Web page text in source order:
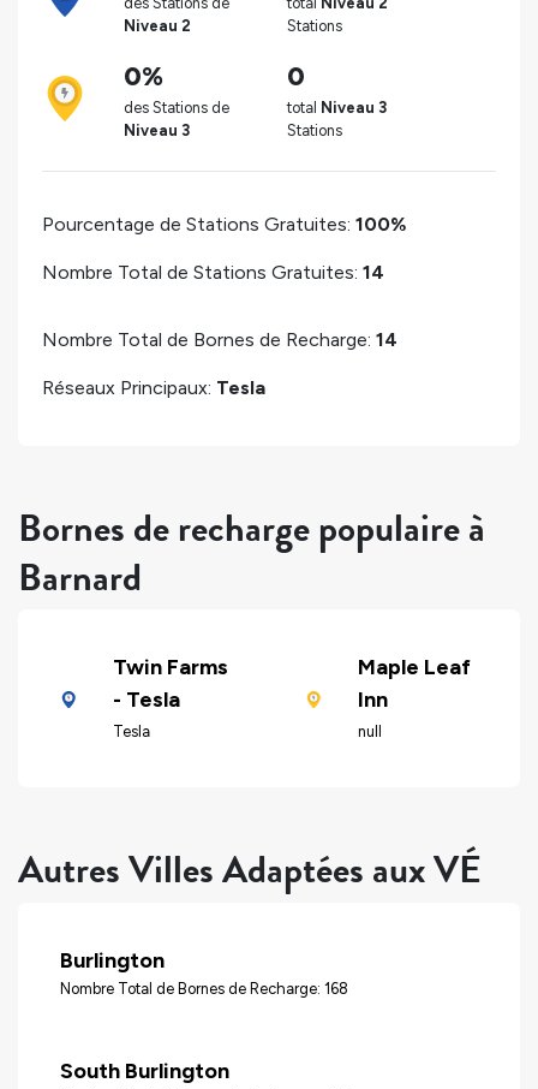
Niveau 2
Stations
0%
des Stations de
Niveau 3
0
total Niveau 3
Stations
Pourcentage de Stations Gratuites: 100%
Nombre Total de Stations Gratuites: 14
Nombre Total de Bornes de Recharge: 14
Réseaux Principaux: Tesla
Bornes de recharge populaire à
Barnard
Twin Farms
- Tesla
Tesla
Maple Leaf
Inn
null
Autres Villes Adaptées aux VÉ
Burlington
Nombre Total de Bornes de Recharge: 168
South Burlington